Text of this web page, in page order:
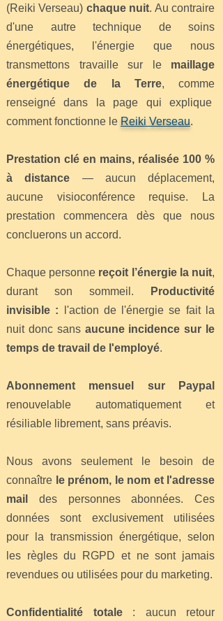
(Reiki Verseau) chaque nuit. Au contraire
d'une autre technique de soins
énergétiques, l'énergie que nous
transmettons travaille sur le maillage
énergétique de la Terre, comme
renseigné dans la page qui explique
comment fonctionne le Reiki Verseau.
Prestation clé en mains, réalisée 100 %
à distance — aucun déplacement,
aucune visioconférence requise. La
prestation commencera dès que nous
concluerons un accord.
Chaque personne reçoit l’énergie la nuit,
durant son sommeil.
Productivité
invisible : l'action de l'énergie se fait la
nuit donc sans aucune incidence sur le
temps de travail de l'employé.
Abonnement mensuel sur Paypal
renouvelable automatiquement et
résiliable librement, sans préavis.
Nous avons seulement le besoin de
connaître le prénom, le nom et l'adresse
mail
des personnes abonnées. Ces
données sont exclusivement utilisées
pour la transmission énergétique, selon
les règles du RGPD et ne sont jamais
revendues ou utilisées pour du marketing.
Confidentialité totale: aucun retour